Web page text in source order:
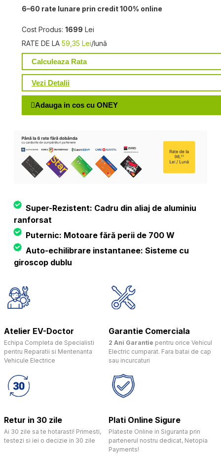
6–60 rate lunare prin credit 100% online
Cost Produs: 1699 Lei
RATE DE LA 59,35 Lei/lună
Calculeaza Rata
Vezi Detalii
Adauga in cos cu ONEY
Super-Rezistent: Cadru din aliaj de aluminiu
ranforsat
Puternic: Motoare fără perii de 700 W
Auto-echilibrare instantanee: Sisteme cu
giroscop dublu
Atelier EV-Doctor
Echipa Completa de Specialisti
pentru Reparatii si Mentenanta
Vehicule Electrice
Garantie Comerciala
2 Ani Garantie pentru orice Vehicul
Electric cumparat. Fara batai de cap
sau incurcaturi
Retur in 30 zile
Ai 30 zile sa te hotarasti! Primesti,
testezi si iei o decizie in 30 zile
Plati Online Sigure
Plateste Online in Siguranta prin
partenerul nostru dedicat, Netopia
Payments!